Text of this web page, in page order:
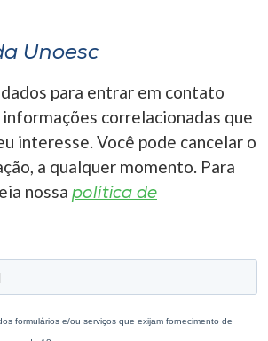
Unoesc
para entrar em contato
correlacionadas que
interesse. Você pode cancelar o
a qualquer momento. Para
nossa política de